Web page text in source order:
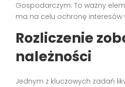
Gospodarczym. To ważny
ma na celu ochronę interesów
Rozliczenie
należności
Jednym z kluczowych zadań